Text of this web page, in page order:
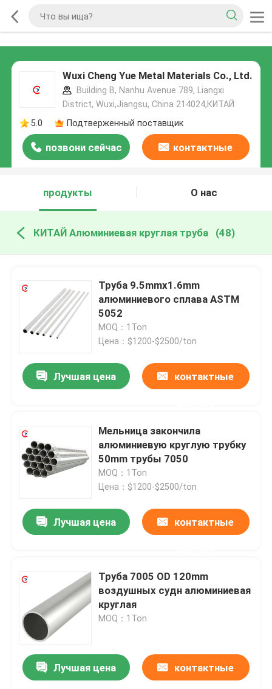
Wuxi Cheng Yue Metal Materials Co., Ltd.
Building B, Nanhu Avenue 789, Liangxi
District, Wuxi,Jiangsu, China 214024,КИТАЙ
5.0
Подтверженный поставщик
позвони сейчас контактные
продукты
О нас
КИТАЙ Алюминиевая круглая труба (48)
Труба 9.5mmx1.6mm
алюминиевого сплава ASTM
5052
MOQ：1Ton
Цена：$1200-$2500/ton
Лучшая цена контактные
Мельница закончила
алюминиевую круглую трубку
50mm трубы 7050
MOQ：1Ton
Цена：$1200-$2500/ton
Лучшая цена контактные
Труба 7005 OD 120mm
воздушных судн алюминиевая
круглая
MOQ：1Ton
Лучшая цена контактные